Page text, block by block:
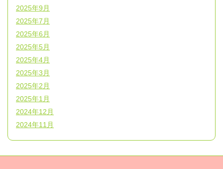
2025年9月
2025年7月
2025年6月
2025年5月
2025年4月
2025年3月
2025年2月
2025年1月
2024年12月
2024年11月